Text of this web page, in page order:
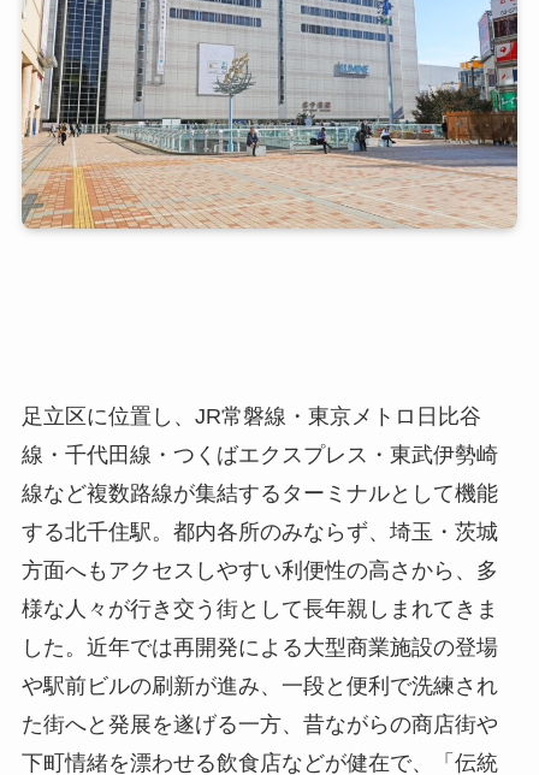
足立区に位置し、JR常磐線・東京メトロ日比谷
線・千代田線・つくばエクスプレス・東武伊勢崎
線など複数路線が集結するターミナルとして機能
する北千住駅。都内各所のみならず、埼玉・茨城
方面へもアクセスしやすい利便性の高さから、多
様な人々が行き交う街として長年親しまれてきま
した。近年では再開発による大型商業施設の登場
や駅前ビルの刷新が進み、一段と便利で洗練され
た街へと発展を遂げる一方、昔ながらの商店街や
下町情緒を漂わせる飲食店などが健在で、「伝統